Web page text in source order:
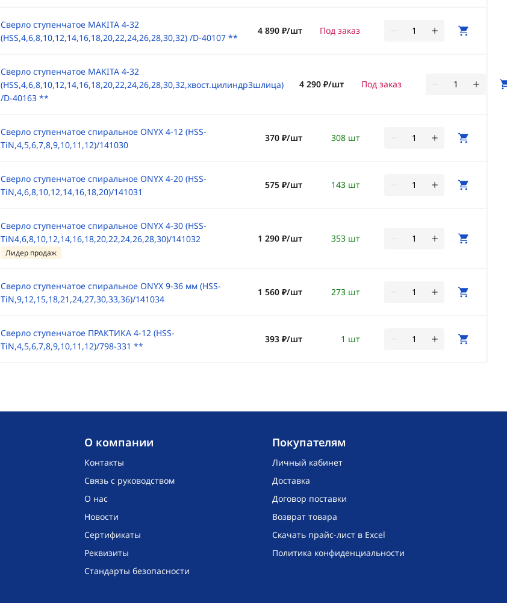
Сверло ступенчатое MAKITA 4-32
(HSS,4,6,8,10,12,14,16,18,20,22,24,26,28,30,32) /D-40107 **
Под заказ
4 890 ₽/шт
Сверло ступенчатое MAKITA 4-32
(HSS,4,6,8,10,12,14,16,18,20,22,24,26,28,30,32,хвост.цилиндр3шлица)
/D-40163 **
Под заказ
4 290 ₽/шт
Сверло ступенчатое спиральное ONYX 4-12 (HSS-
TiN,4,5,6,7,8,9,10,11,12)/141030
308 шт
370 ₽/шт
Сверло ступенчатое спиральное ONYX 4-20 (HSS-
TiN,4,6,8,10,12,14,16,18,20)/141031
143 шт
575 ₽/шт
Сверло ступенчатое спиральное ONYX 4-30 (HSS-
TiN4,6,8,10,12,14,16,18,20,22,24,26,28,30)/141032
Лидер продаж
353 шт
1 290 ₽/шт
Сверло ступенчатое спиральное ONYX 9-36 мм (HSS-
TiN,9,12,15,18,21,24,27,30,33,36)/141034
273 шт
1 560 ₽/шт
Сверло ступенчатое ПРАКТИКА 4-12 (HSS-
TiN,4,5,6,7,8,9,10,11,12)/798-331 **
1 шт
393 ₽/шт
O компании
Контакты
Связь с руководством
О нас
Новости
Сертификаты
Реквизиты
Стандарты безопасности
Покупателям
Личный кабинет
Доставка
Договор поставки
Возврат товара
Скачать прайс-лист в Excel
Политика конфиденциальности